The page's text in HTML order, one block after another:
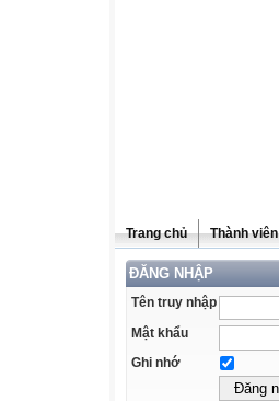
Trang chủ Thành viên
ĐĂNG NHẬP
Tên truy nhập
Mật khẩu
Ghi nhớ